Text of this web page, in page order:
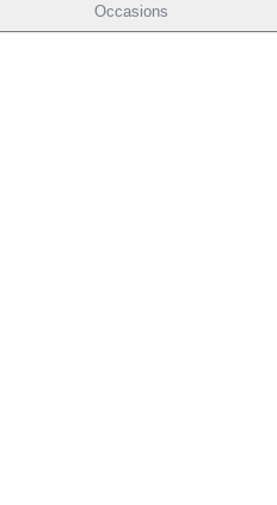
Occasions